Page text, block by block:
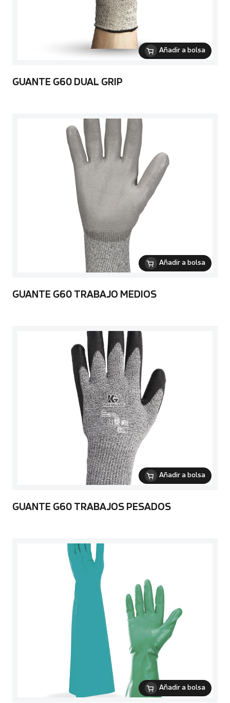
Añadir a bolsa
GUANTE G60 DUAL GRIP
Añadir a bolsa
GUANTE G60 TRABAJO MEDIOS
Añadir a bolsa
GUANTE G60 TRABAJOS PESADOS
Añadir a bolsa